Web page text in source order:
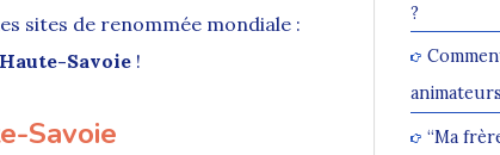
sites de renommée mondiale :
Savoie !
Savoie
?
“Ma